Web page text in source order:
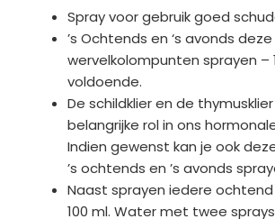
Spray voor gebruik goed
’s Ochtends en ‘s avonds
wervelkolompunten sprayen –
voldoende.
De schildklier en de
belangrijke rol in ons
Indien gewenst kan je ook
’s ochtends en ’s avonds
Naast sprayen iedere
100 ml. Water met twee